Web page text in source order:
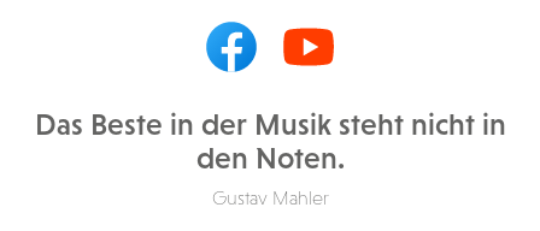
Das Beste in der Musik steht nicht in
den Noten.
Gustav Mahler